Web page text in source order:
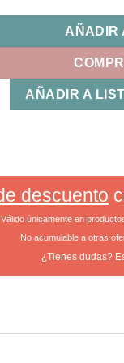
AÑADIR
AÑADIR A
descuento
Válido únicamente en
No acumulable a otras
¿Tienes dudas?